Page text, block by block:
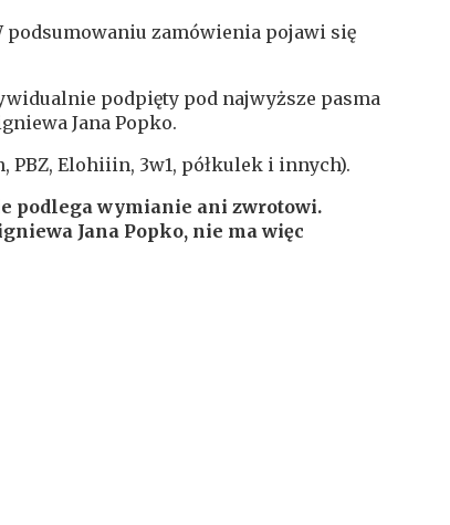
podsumowaniu zamówienia pojawi się
podpięty pod najwyższe pasma
Jana Popko.
, PBZ, Elohiiin, 3w1, półkuleki innych).
podlega wymianie ani zwrotowi.
Jana Popko, nie ma więc